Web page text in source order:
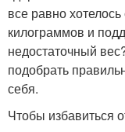
все равно
килограммов и
недостаточный
подобрать
себя.
Чтобы избавиться